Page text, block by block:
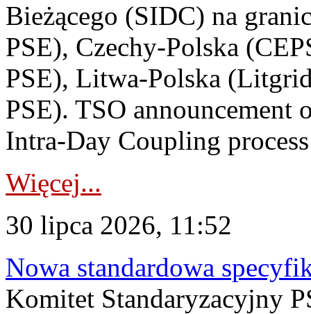
Bieżącego (SIDC) na
PSE), Czechy-Polska
PSE), Litwa-Polska
PSE). TSO announcement
Intra-Day Coupling
Więcej...
30 lipca 2026, 11:52
Nowa standardowa
Komitet Standaryzacyjny